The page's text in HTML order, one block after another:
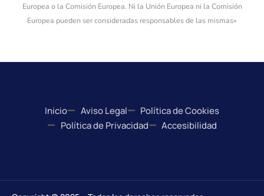
Europea o la Comisión Europea. Ni la Unión Europea ni la Comisión
Europea pueden ser consideradas responsables de las mismas»
Inicio Aviso Legal
Política de Cookies
Política de Privacidad
Accesibilidad